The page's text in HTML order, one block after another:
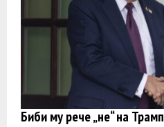
Биби му рече „не“ на Трамп